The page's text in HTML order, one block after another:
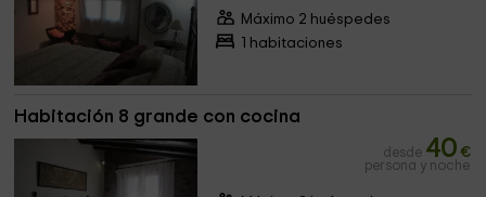
Máximo 2 huéspedes
1 habitaciones
Habitación 8 grande con cocina
desde 40 €
persona y noche